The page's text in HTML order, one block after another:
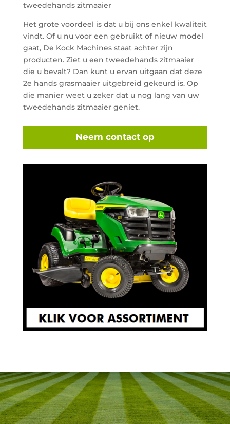
tweedehands zitmaaier
Het grote voordeel is dat u bij ons enkel kwaliteit
vindt. Of u nu voor een gebruikt of nieuw model
gaat, De Kock Machines staat achter zijn
producten. Ziet u een tweedehands zitmaaier
die u bevalt? Dan kunt u ervan uitgaan dat deze
2e hands grasmaaier uitgebreid gekeurd is. Op
die manier weet u zeker dat u nog lang van uw
tweedehands zitmaaier geniet.
Neem contact op